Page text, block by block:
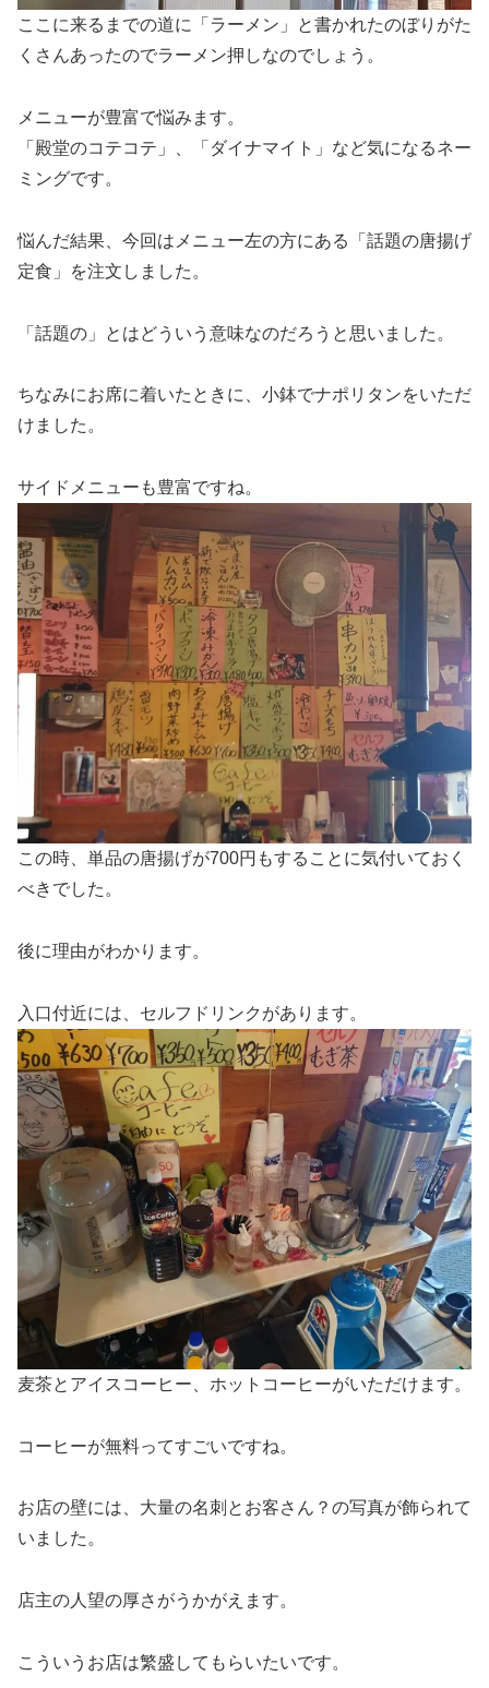
ここに来るまでの道に「ラーメン」と書かれたのぼりがた
くさんあったのでラーメン押しなのでしょう。
メニューが豊富で悩みます。
「殿堂のコテコテ」、「ダイナマイト」など気になるネー
ミングです。
悩んだ結果、今回はメニュー左の方にある「話題の唐揚げ
定食」を注文しました。
「話題の」とはどういう意味なのだろうと思いました。
ちなみにお席に着いたときに、小鉢でナポリタンをいただ
けました。
サイドメニューも豊富ですね。
この時、単品の唐揚げが700円もすることに気付いておく
べきでした。
後に理由がわかります。
入口付近には、セルフドリンクがあります。
麦茶とアイスコーヒー、ホットコーヒーがいただけます。
コーヒーが無料ってすごいですね。
お店の壁には、大量の名刺とお客さん？の写真が飾られて
いました。
店主の人望の厚さがうかがえます。
こういうお店は繁盛してもらいたいです。